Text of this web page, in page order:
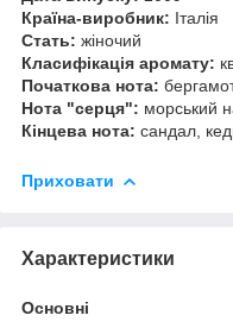
Країна-виробник: Італія
Стать: жіночий
Класифікація аромату:
Початкова нота:
Нота "серця": морський
Кінцева нота: сандал,
Приховати
Характеристики
Основні